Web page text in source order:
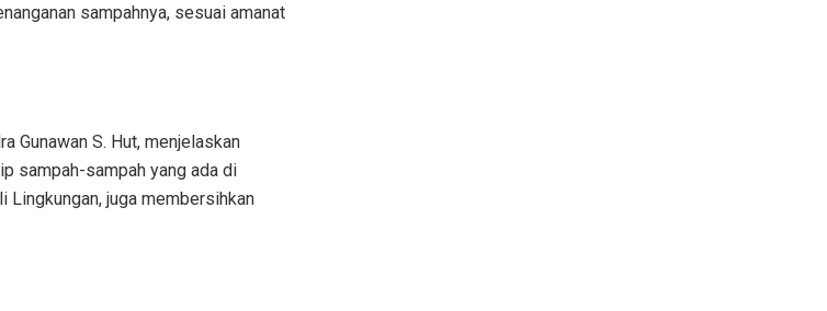
sampahnya, sesuai amanat
Gunawan S. Hut, menjelaskan
sampah-sampah yang ada di
Lingkungan, juga membersihkan